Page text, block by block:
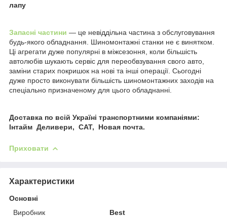
лапу
Запасні частини — це невіддільна частина з обслуговування
будь-якого обладнання. Шиномонтажні станки не є винятком.
Ці агрегати дуже популярні в міжсезоння, коли більшість
автолюбів шукають сервіс для переобвзування свого авто,
заміни старих покришок на нові та інші операції. Сьогодні
дуже просто виконувати більшість шиномонтажних заходів на
спеціально призначеному для цього обладнанні.
Доставка по всій Україні транспортними компаніями:
Інтайм Деливери, САТ, Новая почта.
Приховати
Характеристики
Основні
Виробник
Best